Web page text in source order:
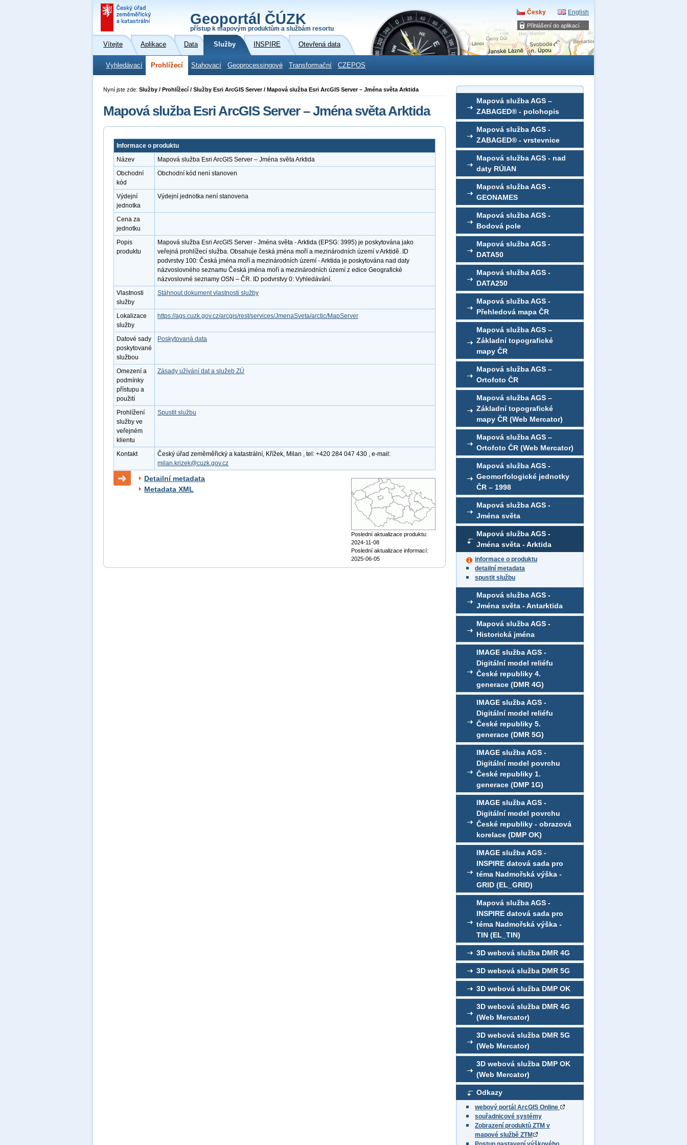
Přihlášení do aplikací
Geoportál ČÚZK
přístup k mapovým produktům a službám resortu
Česky English
Vítejte Aplikace Data Služby INSPIRE Otevřená data
Vyhledávací Prohlížecí Stahovací Geoprocessingové Transformační CZEPOS
Mapová služba AGS –
ZABAGED® - polohopis
Mapová služba AGS -
ZABAGED® - vrstevnice
Mapová služba AGS - nad
daty RÚIAN
Mapová služba AGS -
GEONAMES
Mapová služba AGS -
Bodová pole
Mapová služba AGS -
DATA50
Mapová služba AGS -
DATA250
Mapová služba AGS -
Přehledová mapa ČR
Mapová služba AGS –
Základní topografické
mapy ČR
Mapová služba AGS –
Ortofoto ČR
Mapová služba AGS –
Základní topografické
mapy ČR (Web Mercator)
Mapová služba AGS –
Ortofoto ČR (Web Mercator)
Mapová služba AGS -
Geomorfologické jednotky
ČR – 1998
Mapová služba AGS -
Jména světa
Mapová služba AGS -
Jména světa - Arktida
informace o produktu
detailní metadata
spustit službu
Mapová služba AGS -
Jména světa - Antarktida
Mapová služba AGS -
Historická jména
IMAGE služba AGS -
Digitální model reliéfu
České republiky 4.
generace (DMR 4G)
IMAGE služba AGS -
Digitální model reliéfu
České republiky 5.
generace (DMR 5G)
IMAGE služba AGS -
Digitální model povrchu
České republiky 1.
generace (DMP 1G)
IMAGE služba AGS -
Digitální model povrchu
České republiky - obrazová
korelace (DMP OK)
IMAGE služba AGS -
INSPIRE datová sada pro
téma Nadmořská výška -
GRID (EL_GRID)
Mapová služba AGS -
INSPIRE datová sada pro
téma Nadmořská výška -
TIN (EL_TIN)
3D webová služba DMR 4G
3D webová služba DMR 5G
3D webová služba DMP OK
3D webová služba DMR 4G
(Web Mercator)
3D webová služba DMR 5G
(Web Mercator)
3D webová služba DMP OK
(Web Mercator)
Odkazy
webový portál ArcGIS Online
souřadnicové systémy
Zobrazení produktů ZTM v
mapové službě ZTM
Nyní jste zde: Služby / Prohlížecí / Služby Esri ArcGIS Server / Mapová služba Esri ArcGIS Server – Jména světa Arktida
Mapová služba Esri ArcGIS Server – Jména světa Arktida
Informace o produktu
Název
Mapová služba Esri ArcGIS Server – Jména světa Arktida
Obchodní
kód
Obchodní kód není stanoven
Výdejní
jednotka
Výdejní jednotka není stanovena
Cena za
jednotku
Popis
produktu
Mapová služba Esri ArcGIS Server - Jména světa - Arktida (EPSG: 3995) je poskytována jako
veřejná prohlížecí služba. Obsahuje česká jména moří a mezinárodních území v Arktidě. ID
podvrstvy 100: Česká jména moří a mezinárodních území - Arktida je poskytována nad daty
názvoslovného seznamu Česká jména moří a mezinárodních území z edice Geografické
názvoslovné seznamy OSN – ČR. ID podvrstvy 0: Vyhledávání.
Vlastnosti
služby
Stáhnout dokument vlastnosti služby
Lokalizace
služby
https://ags.cuzk.gov.cz/arcgis/rest/services/JmenaSveta/arctic/MapServer
Datové sady
poskytované
službou
Poskytovaná data
Omezení a
podmínky
přístupu a
použití
Zásady užívání dat a služeb ZÚ
Prohlížení
služby ve
veřejném
klientu
Spustit službu
Kontakt
Český úřad zeměměřický a katastrální, Křížek, Milan , tel: +420 284 047 430 , e-mail:
milan.krizek@cuzk.gov.cz
Detailní metadata
Metadata XML
Poslední aktualizace produktu:
2024-11-08
Poslední aktualizace informací:
2025-06-05